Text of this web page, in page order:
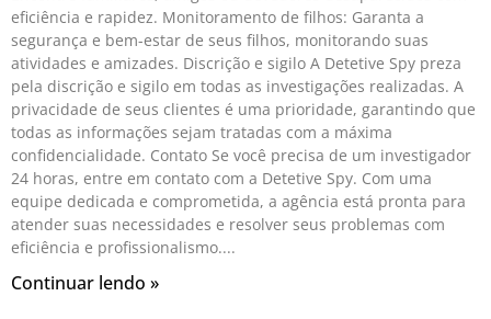
eficiência e rapidez. Monitoramento de filhos: Garanta a
segurança e bem-estar de seus filhos, monitorando suas
atividades e amizades. Discrição e sigilo A Detetive Spy preza
pela discrição e sigilo em todas as investigações realizadas. A
privacidade de seus clientes é uma prioridade, garantindo que
todas as informações sejam tratadas com a máxima
confidencialidade. Contato Se você precisa de um investigador
24 horas, entre em contato com a Detetive Spy. Com uma
equipe dedicada e comprometida, a agência está pronta para
atender suas necessidades e resolver seus problemas com
eficiência e profissionalismo.
Continuar lendo »